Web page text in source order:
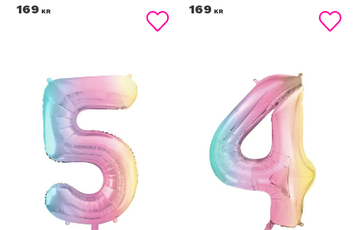
169 KR
Lägg till i favoriter
169 KR